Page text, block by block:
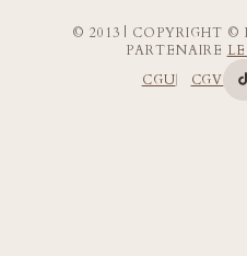
© 2013 | COPYRIGHT ©
PARTENAIRE
CGU
CGV